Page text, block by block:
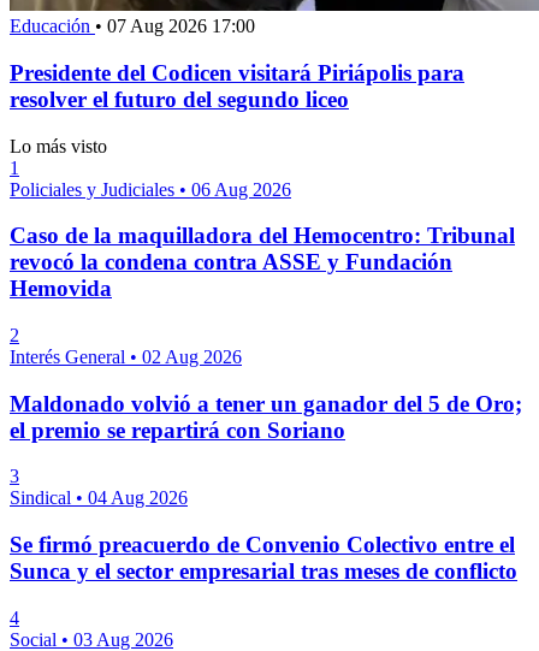
Educación • 07 Aug 2026 17:00
Presidente del Codicen visitará Piriápolis para
resolver el futuro del segundo liceo
Lo más visto
1
Policiales y Judiciales • 06 Aug 2026
Caso de la maquilladora del Hemocentro: Tribunal
revocó la condena contra ASSE y Fundación
Hemovida
2
Interés General • 02 Aug 2026
Maldonado volvió a tener un ganador del 5 de Oro;
el premio se repartirá con Soriano
3
Sindical • 04 Aug 2026
Se firmó preacuerdo de Convenio Colectivo entre el
Sunca y el sector empresarial tras meses de conflicto
4
Social • 03 Aug 2026